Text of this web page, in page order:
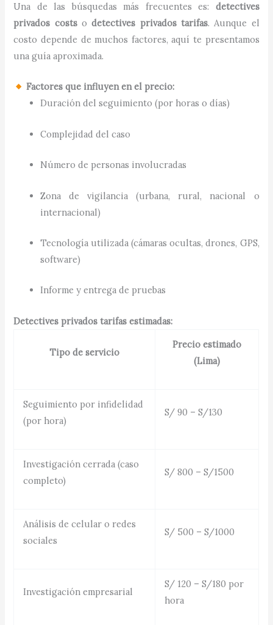
Una de las búsquedas más frecuentes es: detectives
privados costsodetectives privados tarifas. Aunque el
costo depende de muchos factores, aquí te presentamos
una guía aproximada.
Factores que influyen en el precio:
Duración del seguimiento (por horas o días)
Complejidad del caso
Número de personas involucradas
Zona de vigilancia (urbana, rural, nacional o
internacional)
Tecnología utilizada (cámaras ocultas, drones, GPS,
software)
Informe y entrega de pruebas
Detectives privados tarifas estimadas:
Tipo de servicio
Precio estimado
(Lima)
Seguimiento por infidelidad
(por hora)
S/ 90 – S/130
Investigación cerrada (caso
completo)
S/ 800 – S/1500
Análisis de celular o redes
sociales
S/ 500 – S/1000
Investigación empresarial
S/ 120 – S/180 por
hora